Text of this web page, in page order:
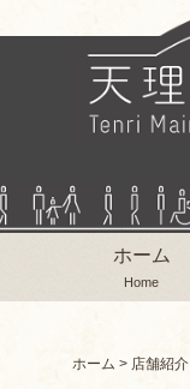
ホーム
Home
ホーム > 店舗紹介